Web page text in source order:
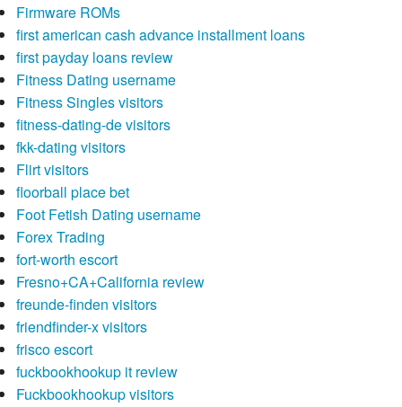
Firmware ROMs
first american cash advance installment loans
first payday loans review
Fitness Dating username
Fitness Singles visitors
fitness-dating-de visitors
fkk-dating visitors
Flirt visitors
floorball place bet
Foot Fetish Dating username
Forex Trading
fort-worth escort
Fresno+CA+California review
freunde-finden visitors
friendfinder-x visitors
frisco escort
fuckbookhookup it review
Fuckbookhookup visitors